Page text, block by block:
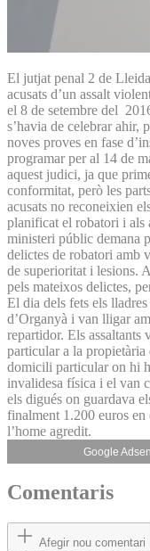
El jutjat penal 2 de
acusats d’un assalt
el 8 de setembre del
s’havia de celebrar ahir,
noves proves en fase
programar per al 14 de
aquest judici, ja que
conformitat, però les
acusats no reconeixien
planificat el robatori i als
ministeri públic demana
delictes de robatori amb
de superioritat i lesions.
pels mateixos delictes,
El dia dels fets els
d’Organyà i van lligar
repartidor. Els
particular a la propietària
domicili particular on hi
invalidesa física i el van
els digués on guardava
finalment 1.200 euros
l’home agredit.
Google
Comentaris
Afegir nou comentari